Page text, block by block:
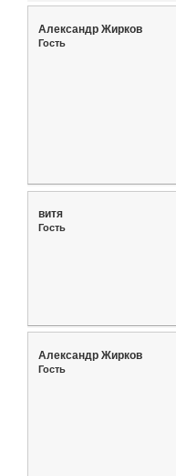
Александр Жирков
Гость
витя
Гость
Александр Жирков
Гость